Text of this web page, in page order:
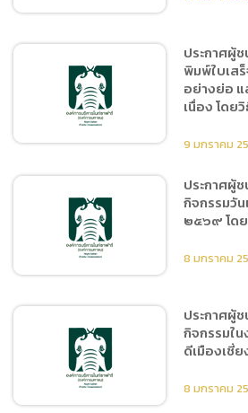
ประกวดราคาจ้างเหมาสำรวจ
ระบบไฟฟ้า ด้วยวิธีประกวด
ราคาอิเล็กทรอนิกส์ (e-
bidding)
ประกาศผู้ชนะการเสนอราคา
จ้างพิมพ์ใบเสร็จรับเงิน ใบ
กำกับภาษีอย่างย่อ และใบ
กำกับภาษีแบบต่อเนื่อง โดย
ประกาศผู้ช
พิมพ์ใบเส
อย่างย่อ
เนื่อง โดยวิ
9 มกราคม
ประกาศผู้ชนะการเสนอราคา
จ้างจัดกิจกรรมวันเด็กแห่ง
ชาติ ประจำปี ๒๕๖๙ โดยวิธี
เฉพาะเจาะจง
ประกาศผู้ช
กิจกรรมวั
๒๕๖๙ โดย
8 มกราคม
ประกาศผู้ช
กิจกรรมใ
ดีเมืองเชี่ย
8 มกราคม